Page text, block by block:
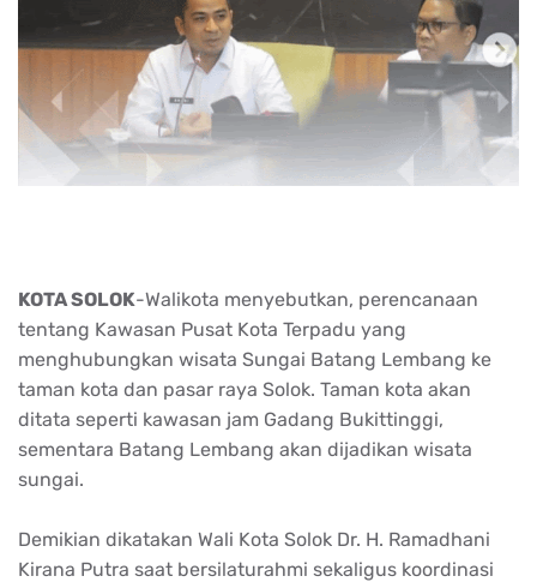
KOTA SOLOK-Walikota menyebutkan, perencanaan
tentang Kawasan Pusat Kota Terpadu yang
menghubungkan wisata Sungai Batang Lembang ke
taman kota dan pasar raya Solok. Taman kota akan
ditata seperti kawasan jam Gadang Bukittinggi,
sementara Batang Lembang akan dijadikan wisata
sungai.
Demikian dikatakan Wali Kota Solok Dr. H. Ramadhani
Kirana Putra saat bersilaturahmi sekaligus koordinasi